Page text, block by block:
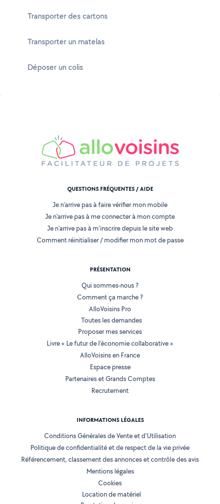
Transporter des cartons
Transporter un matelas
Déposer un colis
QUESTIONS FRÉQUENTES / AIDE
Je n'arrive pas à faire vérifier mon mobile
Je n'arrive pas à me connecter à mon compte
Je n'arrive pas à m'inscrire depuis le site web
Comment réinitialiser / modifier mon mot de passe
PRÉSENTATION
Qui sommes-nous ?
Comment ça marche ?
AlloVoisins Pro
Toutes les demandes
Proposer mes services
Livre « Le futur de l'économie collaborative »
AlloVoisins en France
Espace presse
Partenaires et Grands Comptes
Recrutement
INFORMATIONS LÉGALES
Conditions Générales de Vente et d'Utilisation
Politique de confidentialité et de respect de la vie privée
Référencement, classement des annonces et contrôle des avis
Mentions légales
Cookies
Location de matériel